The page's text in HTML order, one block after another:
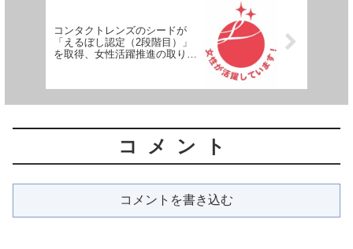
コンタクトレンズのシードが
「えるぼし認定（2段階目）」
を取得、女性活躍推進の取り組
コメント
コメントを書き込む